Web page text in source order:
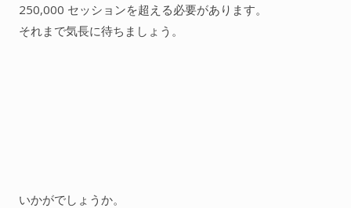
250,000 セッションを超える必要があります。
それまで気長に待ちましょう。
いかがでしょうか。